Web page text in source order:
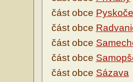
část obce
část obce
část obce
část obce
část obce Sázava